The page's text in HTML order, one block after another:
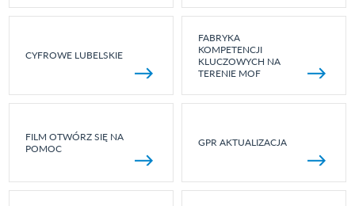
CYFROWE LUBELSKIE
FABRYKA
KOMPETENCJI
KLUCZOWYCH NA
TERENIE MOF
FILM OTWÓRZ SIĘ NA
POMOC
GPR AKTUALIZACJA